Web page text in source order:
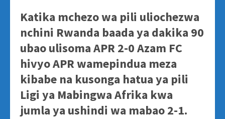
Katika mchezo wa pili uliochezwa
nchini Rwanda baada ya dakika 90
ubao ulisoma APR 2-0 Azam FC
hivyo APR wamepindua meza
kibabe na kusonga hatua ya pili
Ligi ya Mabingwa Afrika kwa
jumla ya ushindi wa mabao 2-1.